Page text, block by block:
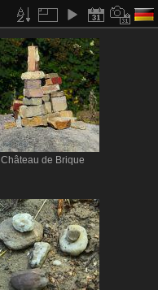
Château de Brique